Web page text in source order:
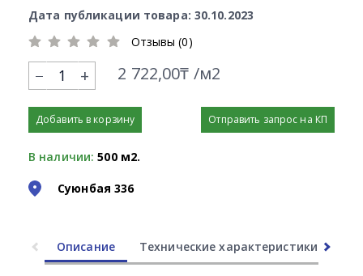
Дата публикации товара: 30.10.2023
Отзывы (0)
+ 2 722,00₸ /м2
Добавить в корзину Отправить запрос на КП
В наличии:500 м2.
Суюнбая 336
Описание Технические характеристики